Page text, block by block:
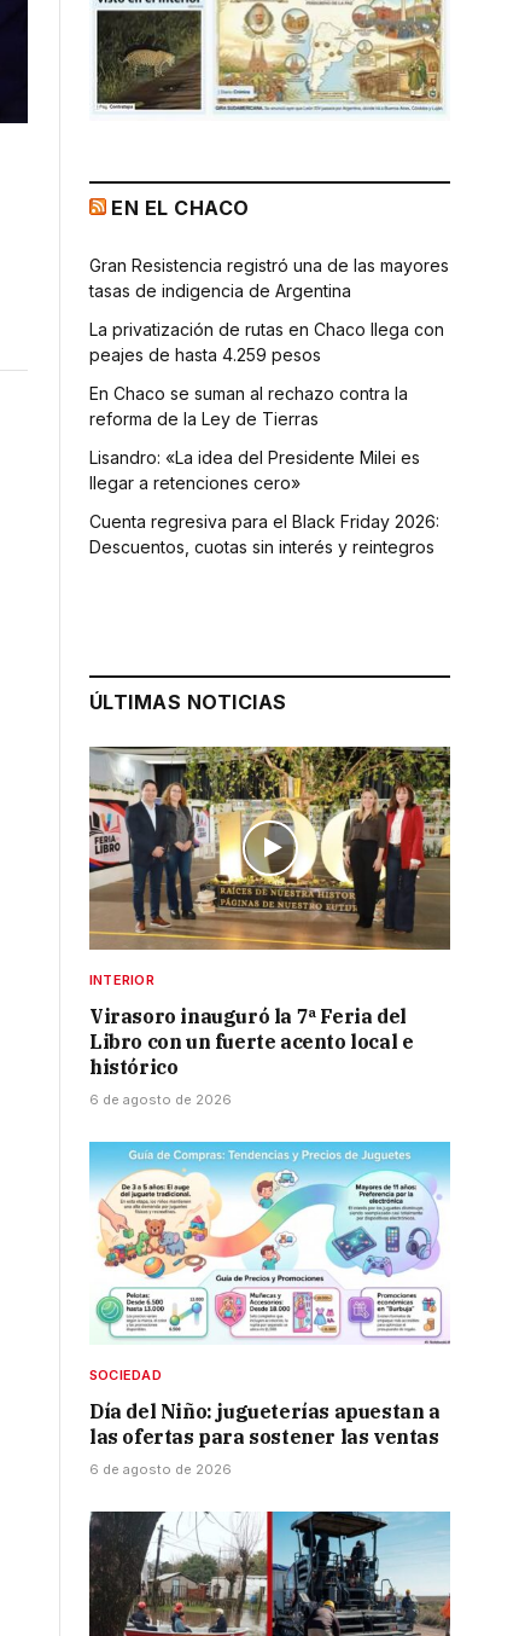
EN EL CHACO
Gran Resistencia registró una de las mayores
tasas de indigencia de Argentina
La privatización de rutas en Chaco llega con
peajes de hasta 4.259 pesos
En Chaco se suman al rechazo contra la
reforma de la Ley de Tierras
Lisandro: «La idea del Presidente Milei es
llegar a retenciones cero»
Cuenta regresiva para el Black Friday 2026:
Descuentos, cuotas sin interés y reintegros
ÚLTIMAS NOTICIAS
INTERIOR
Virasoro inauguró la 7ª Feria del
Libro con un fuerte acento local e
histórico
6 de agosto de 2026
SOCIEDAD
Día del Niño: jugueterías apuestan a
las ofertas para sostener las ventas
6 de agosto de 2026